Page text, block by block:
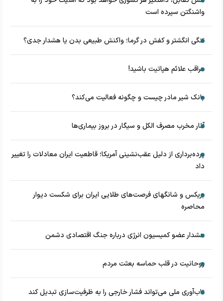
واشنگتن سپرده است
تنگی انگشتر و کفش در گرما؛ واکنش طبیعی بدن یا هشدار جدی؟
مراقب علائم هپاتیت باشید!
بانک شیر مادر چیست و چگونه فعالیت می‌کند؟
آثار مخرب مصرف الکل و سیگار در بروز بیماری‌ها
پرده‌برداری از دلیل عقب‌نشینی آمریکا؛ قاطعیت ایران معادلات را تغییر
داد
بریکس و شانگهای فرصت‌های طلایی ایران برای شکست دیوار
محاصره
هشدار عضو کمیسیون انرژی درباره جنگ اقتصادی دشمن
روحانیت در قلب حماسه بعثت مردم
تاب‌آوری ملی می‌تواند فشار خارجی را به ظرفیت‌سازی تبدیل کند